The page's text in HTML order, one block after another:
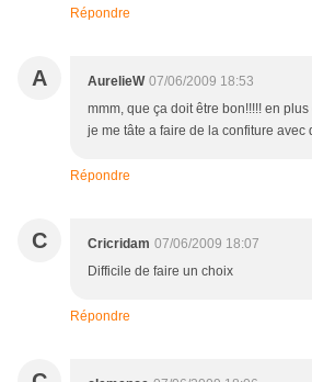
Répondre
A AurelieW 07/06/2009 18:53
mmm, que ça doit être bon!!!!! en
je me tâte a faire de la confiture avec
Répondre
C Cricridam 07/06/2009 18:07
Difficile de faire un choix
Répondre